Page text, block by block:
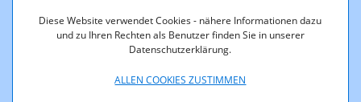
Diese Website verwendet Cookies - nähere Informationen dazu
und zu Ihren Rechten als Benutzer finden Sie in unserer
Datenschutzerklärung.
ALLEN COOKIES ZUSTIMMEN
Kommission)
Mag. Michael Ogris (KommAustria)